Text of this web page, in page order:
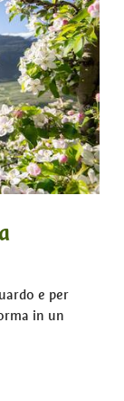
e per
in un